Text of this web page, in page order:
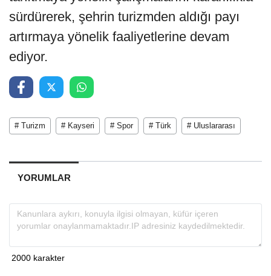
sürdürerek, şehrin turizmden aldığı payı
artırmaya yönelik faaliyetlerine devam
ediyor.
# Turizm # Kayseri # Spor # Türk # Uluslararası
YORUMLAR